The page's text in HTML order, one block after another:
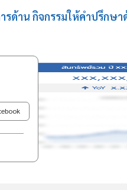
ด้าน กิจกรรมให้คำปรึกษา